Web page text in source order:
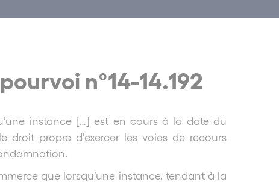
n°14-14.192
instance […] est en cours à la date du
droit propre d’exercer les voies de recours
que lorsqu’une instance, tendant à la